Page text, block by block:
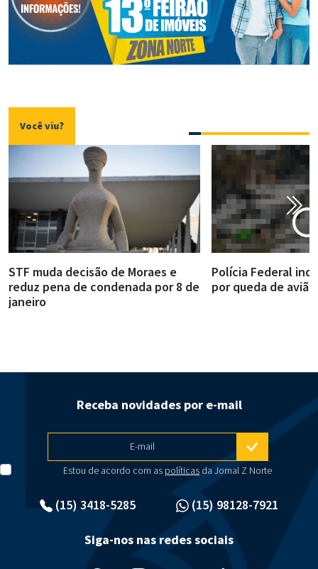
Você viu?
STF muda decisão de Moraes e
reduz pena de condenada por 8 de
janeiro
Polícia Federal
por queda de
(15) 3418-5285 (15) 98128-7921
Receba novidades por e-mail
E-mail
Estou de acordo com as políticasda Jornal Z Norte
Siga-nos nas redes sociais